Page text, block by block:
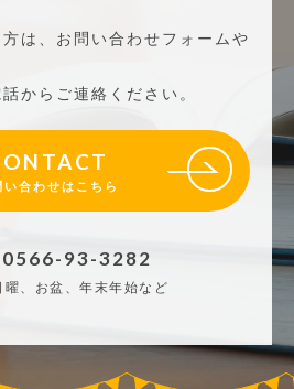
は、お問い合わせフォームや
からご連絡ください。
い合わせはこちら
0566-93-3282
曜、お盆、年末年始など